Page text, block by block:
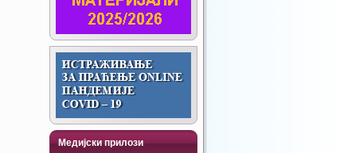
Медијски прилози